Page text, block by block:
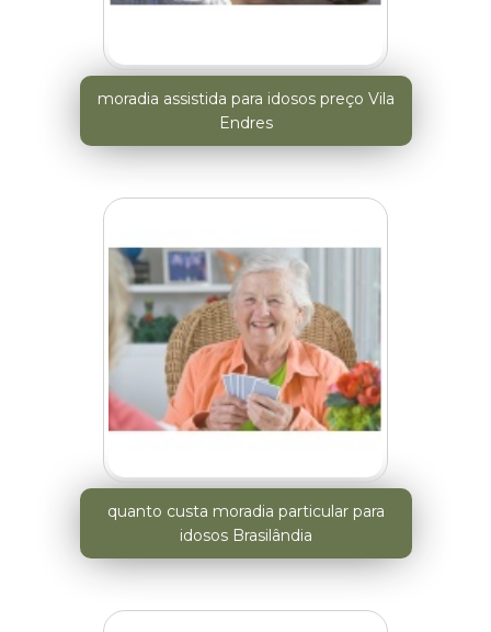
moradia assistida para idosos preço Vila
Endres
quanto custa moradia particular para
idosos Brasilândia